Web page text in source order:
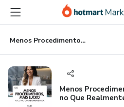
para
conteúdo
principal
para
pagamento
para
rodapé
Menos Procedimentos, Mais Lucro: Foco no Que Realmente Paga
Menos
no Que